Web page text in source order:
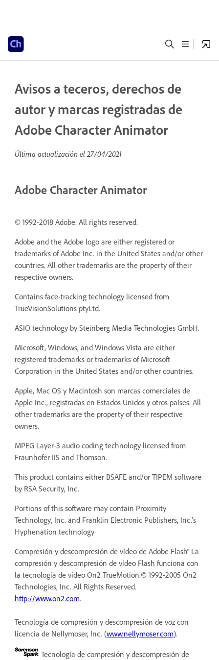
Avisos a teceros, derechos de
autor y marcas registradas de
Adobe Character Animator
Última actualización el27/04/2021
Adobe Character Animator
© 1992-2018 Adobe. All rights reserved.
Adobe and the Adobe logo are either registered or
trademarks of Adobe Inc. in the United States and/or other
countries. All other trademarks are the property of their
respective owners.
Contains face-tracking technology licensed from
TrueVisionSolutions ptyLtd.
ASIO technology by Steinberg Media Technologies GmbH.
Microsoft, Windows, and Windows Vista are either
registered trademarks or trademarks of Microsoft
Corporation in the United States and/or other countries.
Apple, Mac OS y Macintosh son marcas comerciales de
Apple Inc., registradas en Estados Unidos y otros países. All
other trademarks are the property of their respective
owners.
MPEG Layer-3 audio coding technology licensed from
Fraunhofer IIS and Thomson.
This product contains either BSAFE and/or TIPEM software
by RSA Security, Inc.
Portions of this software may contain Proximity
Technology, Inc. and Franklin Electronic Publishers, Inc.’s
Hyphenation technology
Compresión y descompresión de vídeo de Adobe Flash® La
compresión y descompresión de vídeo Flash funciona con
la tecnología de vídeo On2 TrueMotion.© 1992-2005 On2
Technologies, Inc. All Rights Reserved.
http://www.on2.com.
Tecnología de compresión y descompresión de voz con
licencia de Nellymoser, Inc. (www.nellymoser.com).
Tecnología de compresión y descompresión de